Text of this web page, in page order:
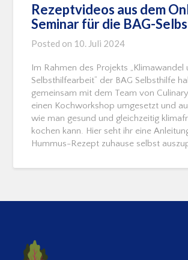
Rezeptvideos aus dem
Seminar für die BAG-
Posted on 10. Juli 2024
Im Rahmen des Projekts „Klimawandel
Selbsthilfearbeit“ der BAG Selbsthilfe
gemeinsam mit dem Team von
einen Kochworkshop umgesetzt und
wie man gesund und gleichzeitig
kochen kann. Hier seht ihr eine
Hummus-Rezept zuhause selbst